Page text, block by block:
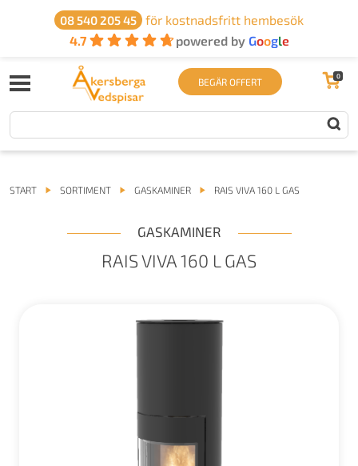
08 540 205 45
för kostnadsfritt hembesök
4.7
powered by Google
BEGÄR OFFERT 0
START SORTIMENT GASKAMINER RAIS VIVA 160 L GAS
GASKAMINER
RAIS VIVA 160 L GAS